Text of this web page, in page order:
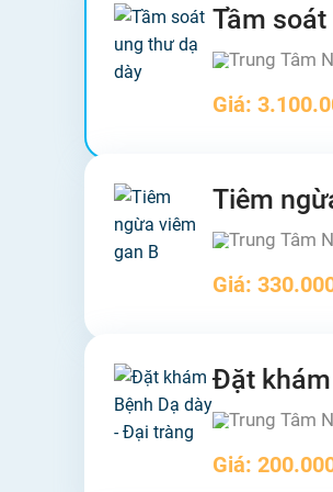
Tầm
Trung Tâm
Giá:
Tiêm
Trung Tâm
Giá:
Đặt
Trung Tâm
Giá: